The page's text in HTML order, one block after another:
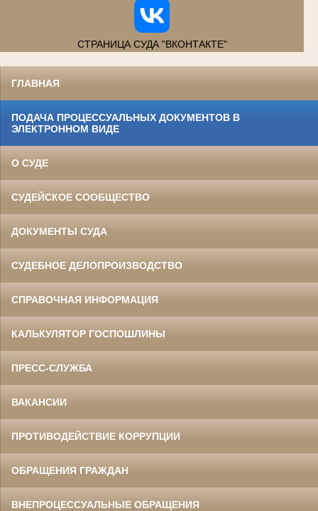
СТРАНИЦА СУДА "ВКОНТАКТЕ"
ГЛАВНАЯ
ПОДАЧА ПРОЦЕССУАЛЬНЫХ ДОКУМЕНТОВ В
ЭЛЕКТРОННОМ ВИДЕ
О СУДЕ
СУДЕЙСКОЕ СООБЩЕСТВО
ДОКУМЕНТЫ СУДА
СУДЕБНОЕ ДЕЛОПРОИЗВОДСТВО
СПРАВОЧНАЯ ИНФОРМАЦИЯ
КАЛЬКУЛЯТОР ГОСПОШЛИНЫ
ПРЕСС-СЛУЖБА
ВАКАНСИИ
ПРОТИВОДЕЙСТВИЕ КОРРУПЦИИ
ОБРАЩЕНИЯ ГРАЖДАН
ВНЕПРОЦЕССУАЛЬНЫЕ ОБРАЩЕНИЯ